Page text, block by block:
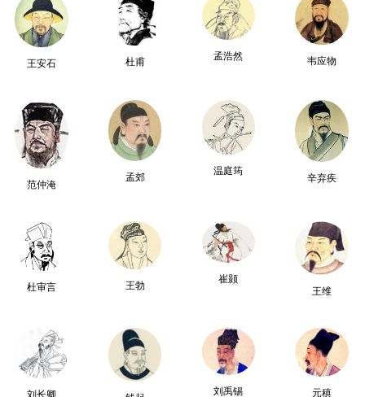
王安石 杜甫
孟浩然 韦应物
范仲淹
孟郊
温庭筠
辛弃疾
杜审言 王勃
崔颢
王维
刘长卿 刘禹锡 元稹